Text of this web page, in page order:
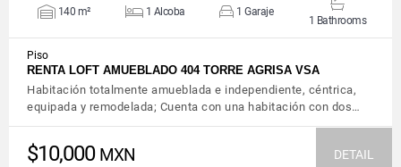
140 m² 1 Alcoba 1 Garaje
1 Bathrooms
Piso
RENTA LOFT AMUEBLADO 404 TORRE AGRISA VSA
Habitación totalmente amueblada e independiente, céntrica,
equipada y remodelada; Cuenta con una habitación con dos…
$10,000 MXN DETAIL